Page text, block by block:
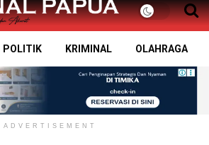
POLITIK KRIMINAL OLAHRAGA
ADVERTISEMENT